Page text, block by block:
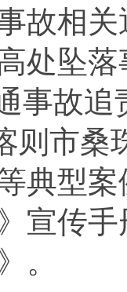
故相
处坠
事故追
则市桑
典型案
宣传
。